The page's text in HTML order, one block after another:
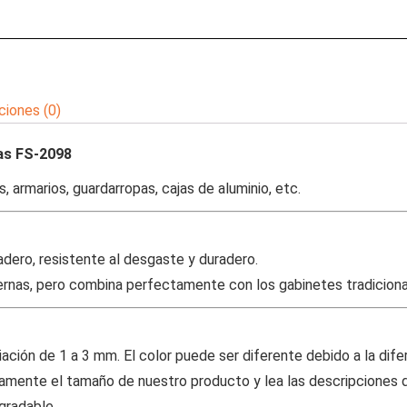
(0)
FS-2098
armarios, guardarropas, cajas de aluminio, etc.
resistente al desgaste y duradero.
pero combina perfectamente con los gabinetes
de 1 a 3 mm. El color puede ser diferente debido a la
el tamaño de nuestro producto y lea las